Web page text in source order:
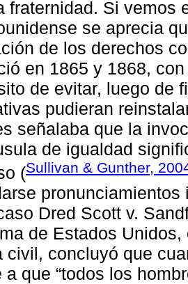
fraternidad. Si vemos
se aprecia
de los derechos
en 1865 y 1868,
de evitar, luego de
pudieran
señalaba que la
de igualdad
(Sullivan & Gunther,
Dred Scott v.
de Estados
civil, concluyó que
a que “todos los